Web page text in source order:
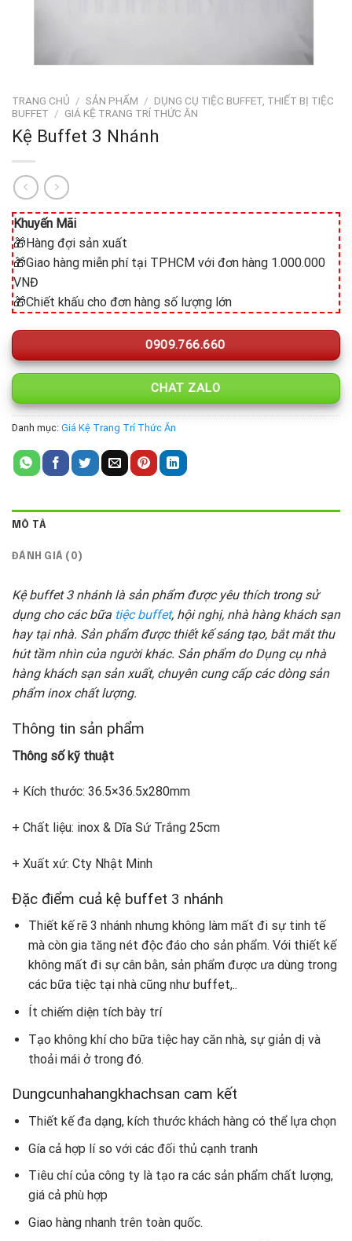
TRANG CHỦ / SẢN PHẨM / DỤNG CỤ TIỆC BUFFET, THIẾT BỊ TIỆC
BUFFET / GIÁ KỆ TRANG TRÍ THỨC ĂN
Kệ Buffet 3 Nhánh
Khuyến Mãi
🎁Hàng đợi sản xuất
🎁Giao hàng miễn phí tại TPHCM với đơn hàng 1.000.000
VNĐ
🎁Chiết khấu cho đơn hàng số lượng lớn
0909.766.660
CHAT ZALO
Danh mục: Giá Kệ Trang Trí Thức Ăn
MÔ TẢ
ĐÁNH GIÁ (0)
Kệ buffet 3 nhánh là sản phẩm được yêu thích trong sử
dụng cho các bữa tiệc buffet, hội nghị, nhà hàng khách sạn
hay tại nhà. Sản phẩm được thiết kế sáng tạo, bắt mắt thu
hút tầm nhìn của người khác. Sản phẩm do Dụng cụ nhà
hàng khách sạn sản xuất, chuyên cung cấp các dòng sản
phẩm inox chất lượng.
Thông tin sản phẩm
Thông số kỹ thuật
+ Kích thước: 36.5×36.5x280mm
+ Chất liệu: inox & Dĩa Sứ Trắng 25cm
+ Xuất xứ: Cty Nhật Minh
Đặc điểm cuả kệ buffet 3 nhánh
Thiết kế rẽ 3 nhánh nhưng không làm mất đi sự tinh tế
mà còn gia tăng nét độc đáo cho sản phẩm. Với thiết kế
không mất đi sự cân bằn, sản phẩm được ưa dùng trong
các bữa tiệc tại nhà cũng như buffet,..
Ít chiếm diện tích bày trí
Tạo không khí cho bữa tiệc hay căn nhà, sự giản dị và
thoải mái ở trong đó.
Dungcunhahangkhachsan cam kết
Thiết kế đa dạng, kích thước khách hàng có thể lựa chọn
Gía cả hợp lí so với các đối thủ cạnh tranh
Tiêu chí của công ty là tạo ra các sản phẩm chất lượng,
giá cả phù hợp
Giao hàng nhanh trên toàn quốc.